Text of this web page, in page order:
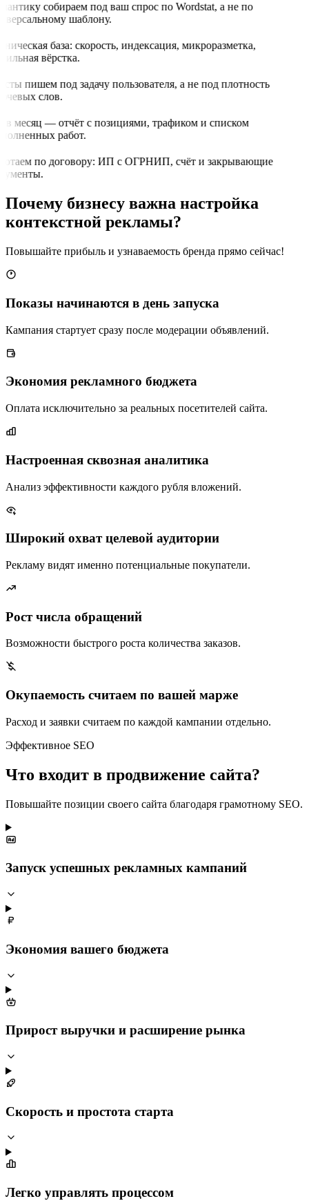
собираем под ваш спрос по Wordstat, а не по
шаблону.
база: скорость, индексация, микроразметка,
вёрстка.
пишем под задачу пользователя, а не под плотность
слов.
в месяц — отчёт с позициями, трафиком и списком
работ.
по договору: ИП с ОГРНИП, счёт и закрывающие
Почему бизнесу важна настройка
контекстной рекламы?
Повышайте прибыль и узнаваемость бренда прямо сейчас!
Показы начинаются в день запуска
Кампания стартует сразу после модерации объявлений.
Экономия рекламного бюджета
Оплата исключительно за реальных посетителей сайта.
Настроенная сквозная аналитика
Анализ эффективности каждого рубля вложений.
Широкий охват целевой аудитории
Рекламу видят именно потенциальные покупатели.
Рост числа обращений
Возможности быстрого роста количества заказов.
Окупаемость считаем по вашей марже
Расход и заявки считаем по каждой кампании отдельно.
Эффективное SEO
Что входит в продвижение сайта?
Повышайте позиции своего сайта благодаря грамотному SEO.
Запуск успешных рекламных кампаний
Экономия вашего бюджета
Прирост выручки и расширение рынка
Скорость и простота старта
Легко управлять процессом